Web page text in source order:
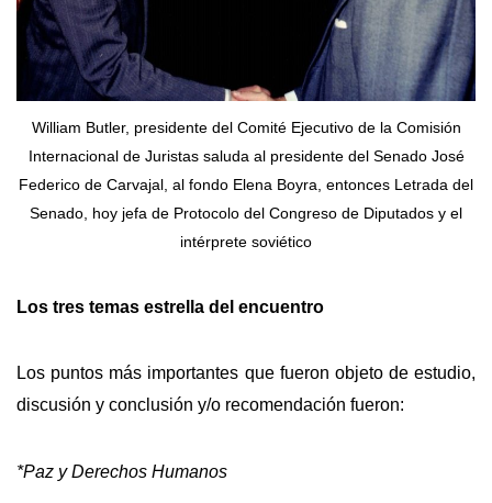
William Butler, presidente del Comité Ejecutivo de la Comisión
Internacional de Juristas saluda al presidente del Senado José
Federico de Carvajal, al fondo Elena Boyra, entonces Letrada del
Senado, hoy jefa de Protocolo del Congreso de Diputados y el
intérprete soviético
Los tres temas estrella del encuentro
Los puntos más importantes que fueron objeto de estudio,
discusión y conclusión y/o recomendación fueron:
*Paz y Derechos Humanos